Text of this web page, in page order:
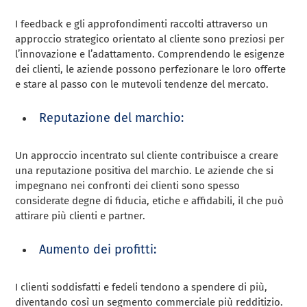
I feedback e gli approfondimenti raccolti attraverso un
approccio strategico orientato al cliente sono preziosi per
l’innovazione e l’adattamento. Comprendendo le esigenze
dei clienti, le aziende possono perfezionare le loro offerte
e stare al passo con le mutevoli tendenze del mercato.
Reputazione del marchio:
Un approccio incentrato sul cliente contribuisce a creare
una reputazione positiva del marchio. Le aziende che si
impegnano nei confronti dei clienti sono spesso
considerate degne di fiducia, etiche e affidabili, il che può
attirare più clienti e partner.
Aumento dei profitti:
I clienti soddisfatti e fedeli tendono a spendere di più,
diventando così un segmento commerciale più redditizio.